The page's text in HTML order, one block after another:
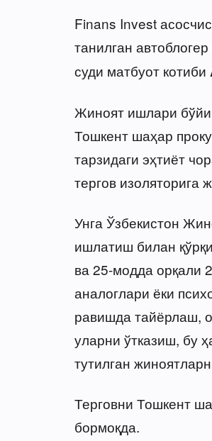
Finans Invest
танилган автоблогер
суди матбуот котиби
Жиноят ишлари
Тошкент шаҳар
тарзидаги эҳтиёт
тергов изоляторига
Унга Ўзбекистон
ишлатиш билан
ва 25-модда орқали
аналоглари ёки
равишда тайёрлаш,
уларни ўтказиш, бу
тутилган
Терговни Тошкент
бормоқда.